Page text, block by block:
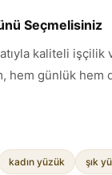
Seçmelisiniz
kaliteli işçilik
hem günlük hem
kadın yüzük şık